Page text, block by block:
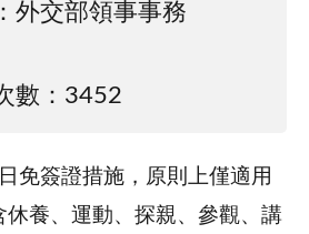
外交部領事事務
數：3452
免簽證措施，原則上僅適用
休養、運動、探親、參觀、講